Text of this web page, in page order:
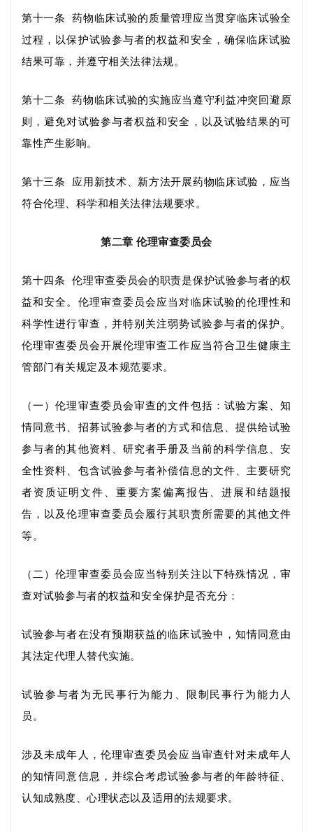
第十一条
药物临床试验的质量管理应当贯穿临床试验全
过程，以保护试验参与者的权益和安全，确保临床试验
结果可靠，并遵守相关法律法规。
第十二条 药物临床试验的实施应当遵守利益冲突回避原
则
，避免对试验参与者权益和安全 ，以及试验结果的可
靠性产生影响。
第十三条 应用新技术、新方法开展药物临床试验， 应当
符合伦理、科学和相关法律法规要求。
第二章 伦理审查委员会
第十四条
伦理审查委员会的职责是保护试验参与者的权
益和安全。伦理审查委员会应当对临床试验的伦理性和
科学性进行审查， 并特别关注弱势试验参与者的保护。
伦理审查委员会开展伦理审查工作应当符合卫生健康主
管部门有关规定及本规范要求。
（一）伦理审查委员会审查的文件包括：试验方案 、知
情同意书 、 招募试验参与者的方式和信息 、提供给试验
参与者的其他资料、 研究者手册及当前的科学信息 、安
全性资料、 包含试验参与者补偿信息的文件、主要研究
者资质证明文件 、重要方案偏离报告、进展和结题报
告，以及伦理审查委员会履行其职责所需要的其他文件
等。
（二）伦理审查委员会应当特别关注以下特殊情况，审
查对试验参与者的权益和安全保护是否充分：
试验参与者在没有预期获益的临床试验中，知情同意由
其法定代理人替代实施。
试验参与者为无民事行为能力、限制民事行为能力人
员。
涉及未成年人，伦理审查委员会应当审查针对未成年人
的知情同意信息，并综合考虑试验参与者的年龄特征、
认知成熟度、心理状态以及适用的法规要求。